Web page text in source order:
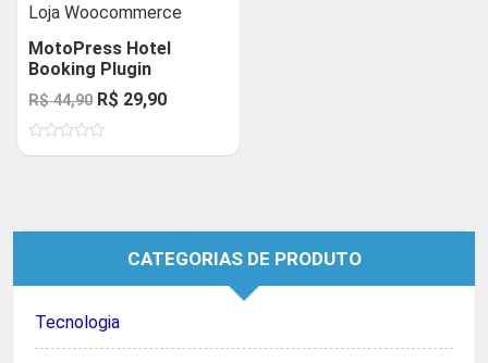
Loja Woocommerce
MotoPress Hotel
Booking Plugin
R$44,90 O
preço
original
R$ 29,90O
atual
CATEGORIAS DE PRODUTO
Tecnologia